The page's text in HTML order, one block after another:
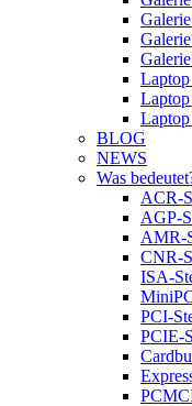
BLOG
NEWS
Was
ACR-
AGP-
AMR-
CNR-
ISA-
PCI-
PCIE-